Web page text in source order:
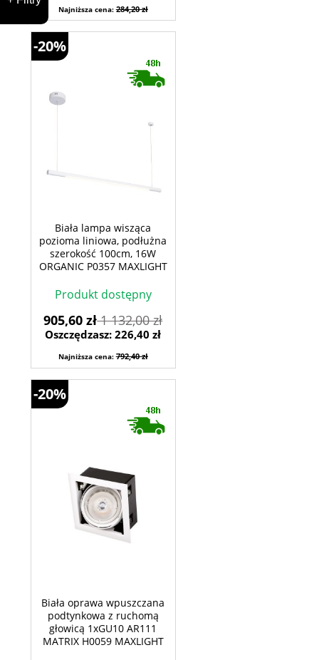
Najniższa cena:284,20 zł
Biała lampa wisząca
pozioma liniowa, podłużna
szerokość 100cm, 16W
ORGANIC P0357 MAXLIGHT
Produkt dostępny
905,60 zł1 132,00 zł
Oszczędzasz: 226,40 zł
Najniższa cena:792,40 zł
-20%
Biała oprawa wpuszczana
podtynkowa z ruchomą
głowicą 1xGU10 AR111
MATRIX H0059 MAXLIGHT
-20%